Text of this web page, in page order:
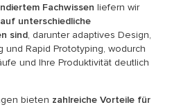
Fachwissen liefern wir
unterschiedliche
sind, darunter adaptives Design,
Rapid Prototyping, wodurch
und Ihre Produktivität deutlich
bieten zahlreiche Vorteile für